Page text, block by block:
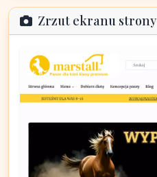
Zrzut ekranu strony